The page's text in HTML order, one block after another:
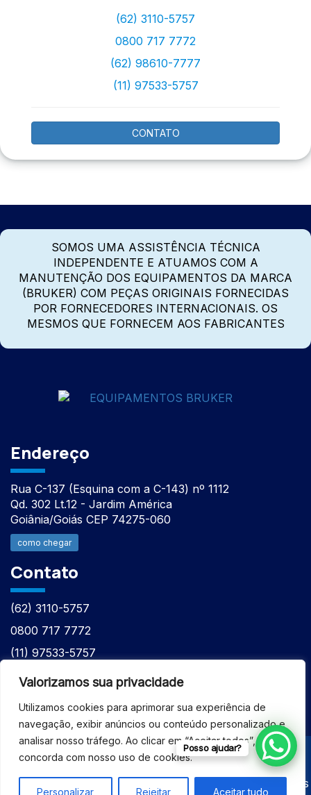
Valorizamos sua privacidade
Utilizamos cookies para aprimorar sua experiência de
navegação, exibir anúncios ou conteúdo personalizado e
analisar nosso tráfego. Ao clicar em “Aceitar todos”, você
concorda com nosso uso de cookies.
Personalizar Rejeitar Aceitar tudo
(62) 3110-5757
0800 717 7772
(62) 98610-7777
(11) 97533-5757
CONTATO
SOMOS UMA ASSISTÊNCIA TÉCNICA
INDEPENDENTE E ATUAMOS COM A
MANUTENÇÃO DOS EQUIPAMENTOS DA MARCA
(BRUKER) COM PEÇAS ORIGINAIS FORNECIDAS
POR FORNECEDORES INTERNACIONAIS. OS
MESMOS QUE FORNECEM AOS FABRICANTES
Endereço
Rua C-137 (Esquina com a C-143) nº 1112
Qd. 302 Lt.12 - Jardim América
Goiânia/Goiás CEP 74275-060
como chegar
Contato
(62) 3110-5757
0800 717 7772
(11) 97533-5757
(62) 98610-7777
© 2026 - ASSISTÊNCIA TÉCNICA ESPECIALIZADA
EQUIPAMENTOS BRUKER - Todos os direitos reservados
Posso ajudar?